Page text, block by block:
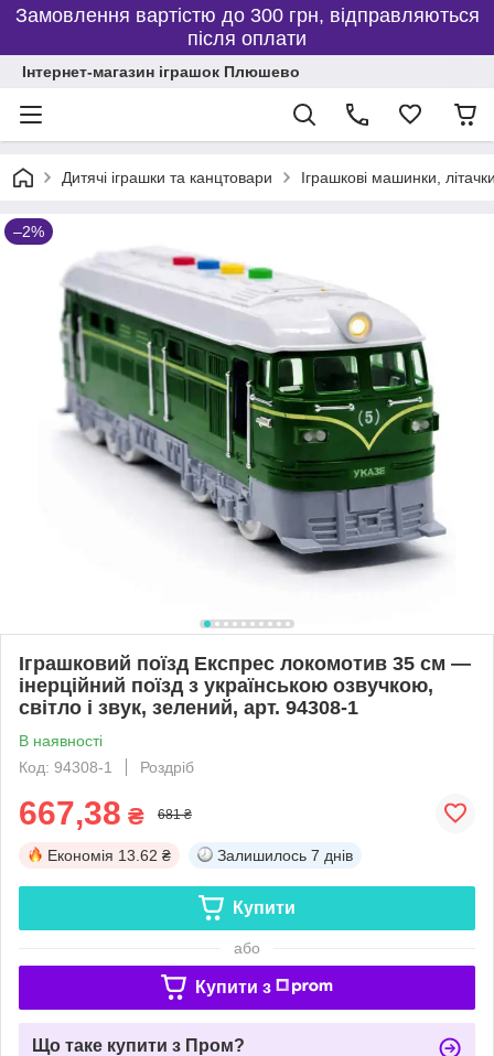
Замовлення вартістю до 300 грн, відправляються
після оплати
Інтернет-магазин іграшок Плюшево
Дитячі іграшки та канцтовари Іграшкові машинки,
–2%
Іграшковий поїзд Експрес локомотив 35 см —
інерційний поїзд з українською озвучкою,
світло і звук, зелений, арт. 94308-1
В наявності
Код: 94308-1
Роздріб
667,38 ₴ 681 ₴
Економія 13.62 ₴ Залишилось 7 днів
Купити
або
Купити з
Що таке купити з Пром?